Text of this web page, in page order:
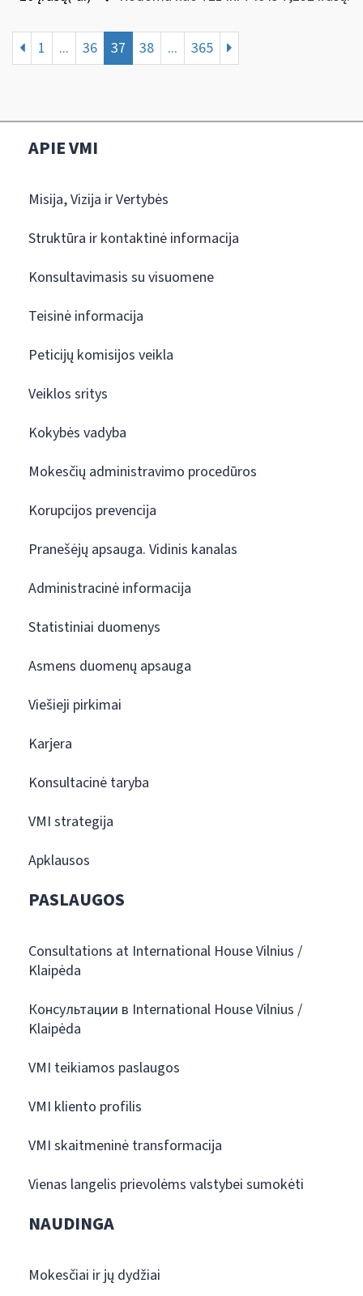
1 ... 36 37 38 ... 365
APIE VMI
Misija, Vizija ir Vertybės
Struktūra ir kontaktinė informacija
Konsultavimasis su visuomene
Teisinė informacija
Peticijų komisijos veikla
Veiklos sritys
Kokybės vadyba
Mokesčių administravimo procedūros
Korupcijos prevencija
Pranešėjų apsauga. Vidinis kanalas
Administracinė informacija
Statistiniai duomenys
Asmens duomenų apsauga
Viešieji pirkimai
Karjera
Konsultacinė taryba
VMI strategija
Apklausos
PASLAUGOS
Consultations at International House Vilnius /
Klaipėda
Консультации в International House Vilnius /
Klaipėda
VMI teikiamos paslaugos
VMI kliento profilis
VMI skaitmeninė transformacija
Vienas langelis prievolėms valstybei sumokėti
NAUDINGA
Mokesčiai ir jų dydžiai